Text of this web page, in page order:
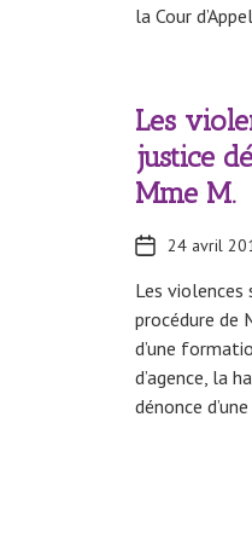
la Cour
Les
justice
Mme M.
Les violences
procédure de
d’une
d’agence, la
dénonce
24 avril